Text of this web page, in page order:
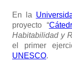
En la
proyecto “
Habitabilidad y
el primer
UNESCO.